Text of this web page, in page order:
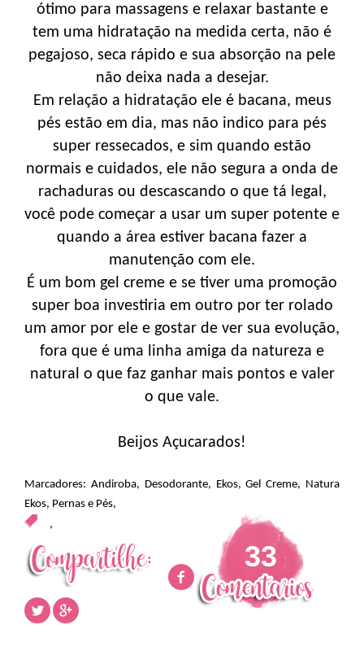
ótimo para massagens e relaxar bastante e
tem uma hidratação na medida certa, não é
pegajoso, seca rápido e sua absorção na pele
não deixa nada a desejar.
Em relação a hidratação ele é bacana, meus
pés estão em dia, mas não indico para pés
super ressecados, e sim quando estão
normais e cuidados, ele não segura a onda de
rachaduras ou descascando o que tá legal,
você pode começar a usar um super potente e
quando a área estiver bacana fazer a
manutenção com ele.
É um bom gel creme e se tiver uma promoção
super boa investiria em outro por ter rolado
um amor por ele e gostar de ver sua evolução,
fora que é uma linha amiga da natureza e
natural o que faz ganhar mais pontos e valer
o que vale.
Beijos Açucarados!
Marcadores: Andiroba, Desodorante, Ekos,Gel Creme, Natura
Ekos, Pernas e Pés,
,
33